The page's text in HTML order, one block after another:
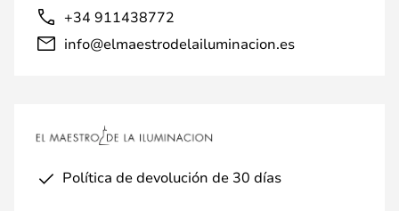
+34 911438772
info@elmaestrodelailuminacion.es
Política de devolución de 30 días